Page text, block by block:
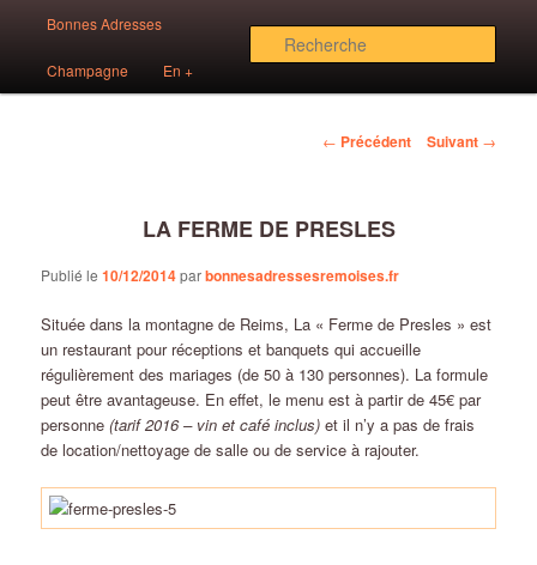
contenu
principalBonnes Adresses Rémoises
principal
Bonnes Adresses
Champagne En +
Navigation
← Précédent Suivant →
LA FERME DE PRESLES
Publié le10/12/2014parbonnesadressesremoises.fr
Située dans la montagne de Reims, La « Ferme de Presles » est
un restaurant pour réceptions et banquets qui accueille
régulièrement des mariages (de 50 à 130 personnes). La formule
peut être avantageuse. En effet, le menu est à partir de 45€ par
personne(tarif 2016 – vin et café inclus) et il n’y a pas de frais
de location/nettoyage de salle ou de service à rajouter.